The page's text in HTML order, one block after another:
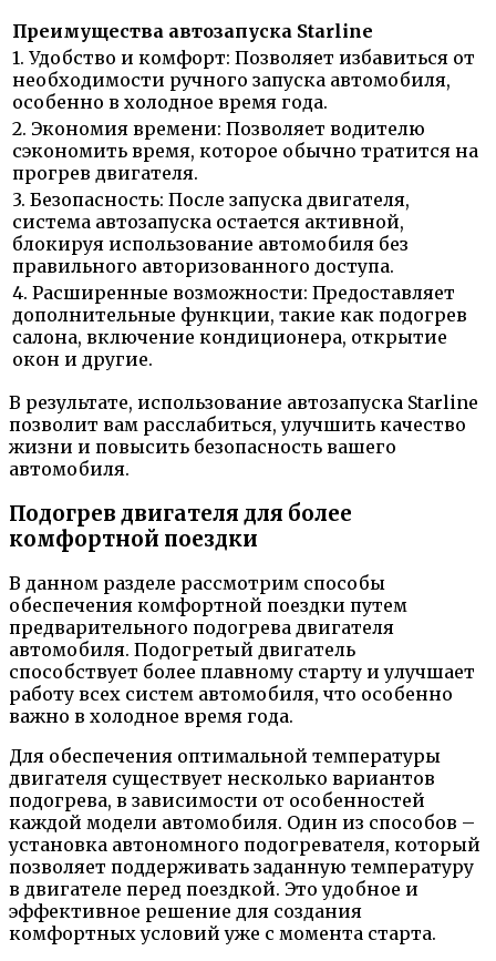
Преимущества автозапуска Starline
1. Удобство и комфорт: Позволяет избавиться от
необходимости ручного запуска автомобиля,
особенно в холодное время года.
2. Экономия времени: Позволяет водителю
сэкономить время, которое обычно тратится на
прогрев двигателя.
3. Безопасность: После запуска двигателя,
система автозапуска остается активной,
блокируя использование автомобиля без
правильного авторизованного доступа.
4. Расширенные возможности: Предоставляет
дополнительные функции, такие как подогрев
салона, включение кондиционера, открытие
окон и другие.
В результате, использование автозапуска Starline
позволит вам расслабиться, улучшить качество
жизни и повысить безопасность вашего
автомобиля.
Подогрев двигателя для более
комфортной поездки
В данном разделе рассмотрим способы
обеспечения комфортной поездки путем
предварительного подогрева двигателя
автомобиля. Подогретый двигатель
способствует более плавному старту и улучшает
работу всех систем автомобиля, что особенно
важно в холодное время года.
Для обеспечения оптимальной температуры
двигателя существует несколько вариантов
подогрева, в зависимости от особенностей
каждой модели автомобиля. Один из способов –
установка автономного подогревателя, который
позволяет поддерживать заданную температуру
в двигателе перед поездкой. Это удобное и
эффективное решение для создания
комфортных условий уже с момента старта.